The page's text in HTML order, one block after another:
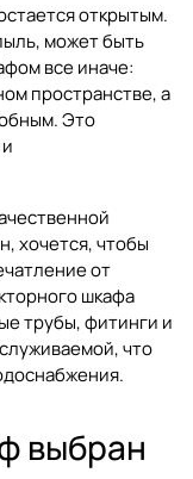
открытым.
может быть
все иначе:
пространстве, а
Это
хочется, чтобы
от
шкафа
трубы, фитинги и
что
выбран